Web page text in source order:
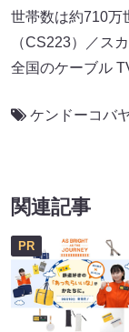
世帯数は約710万
（CS223）／ス
全国のケーブル
ケンドーコバ
関連記事
PR